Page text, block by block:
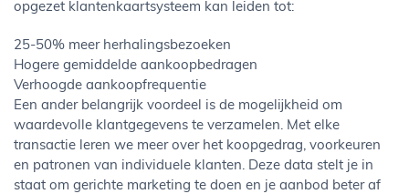
opgezet klantenkaartsysteem kan leiden tot:
25-50% meer herhalingsbezoeken
Hogere gemiddelde aankoopbedragen
Verhoogde aankoopfrequentie
Een ander belangrijk voordeel is de mogelijkheid om
waardevolle klantgegevens te verzamelen. Met elke
transactie leren we meer over het koopgedrag, voorkeuren
en patronen van individuele klanten. Deze data stelt je in
staat om gerichte marketing te doen en je aanbod beter af